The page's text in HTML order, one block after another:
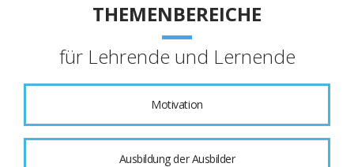
THEMENBEREICHE
für Lehrende und Lernende
Motivation
Ausbildung der Ausbilder